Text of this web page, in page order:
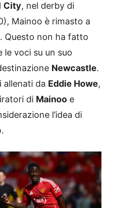
City, nel derby di
Mainoo è rimasto a
Questo non ha fatto
voci su un suo
Newcastle.
allenati da Eddie Howe,
di Mainoo e
l’idea di